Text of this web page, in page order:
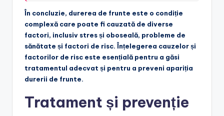
În concluzie, durerea de frunte este o condiție
complexă care poate fi cauzată de diverse
factori, inclusiv stres și oboseală, probleme de
sănătate și factori de risc. Înțelegerea cauzelor și
factorilor de risc este esențială pentru a găsi
tratamentul adecvat și pentru a preveni apariția
durerii de frunte.
Tratament și prevenție